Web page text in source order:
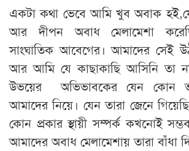
একটা কথা ভেবে আমি খুব অবাক
আর দীপন অবাধ মেলামেশা
সাংঘাতিক আবেগের। আমাদের সেই
আর আমি যে কাছাকাছি আসিনি তা
উভয়ের অভিভাবকের যেন কোন
আমাদের নিয়ে। যেন তারা জেনে
কোন প্রকার স্থায়ী সম্পর্ক কখনোই
আমাদের অবাধ মেলামেশায় তারা বাঁধা